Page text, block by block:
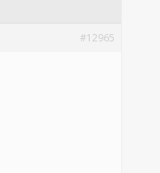
#12965